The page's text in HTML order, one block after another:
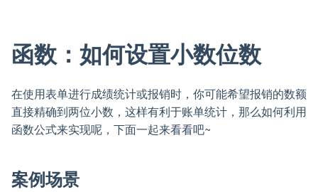
函数：如何设置小数位数
在使用表单进行成绩统计或报销时，你可能希望报销的数额
直接精确到两位小数，这样有利于账单统计，那么如何利用
函数公式来实现呢，下面一起来看看吧~
案例场景